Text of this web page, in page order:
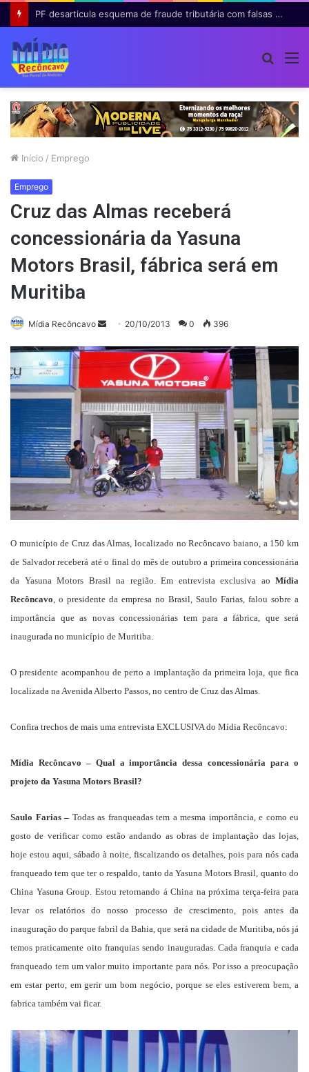
PF desarticula esquema de fraude tributária com falsas permissões de táxi na Bahia; agentes públicos são afastados
Início / Emprego
Emprego
Cruz das Almas receberá
concessionária da Yasuna
Motors Brasil, fábrica será em
Muritiba
Mídia Recôncavo
Mande
e-
20/10/2013 0 396
O município de Cruz das Almas, localizado no Recôncavo baiano, a 150 km
de Salvador receberá até o final do mês de outubro a primeira concessionária
da Yasuna Motors Brasil na região. Em entrevista exclusiva ao Mídia
Recôncavo, o presidente da empresa no Brasil, Saulo Farias, falou sobre a
importância que as novas concessionárias tem para a fábrica, que será
inaugurada no município de Muritiba.
O presidente acompanhou de perto a implantação da primeira loja, que fica
localizada na Avenida Alberto Passos, no centro de Cruz das Almas.
Confira trechos de mais uma entrevista EXCLUSIVA do Mídia Recôncavo:
Mídia Recôncavo – Qual a importância dessa concessionária para o
projeto da Yasuna Motors Brasil?
Saulo Farias – Todas as franqueadas tem a mesma importância, e como eu
gosto de verificar como estão andando as obras de implantação das lojas,
hoje estou aqui, sábado à noite, fiscalizando os detalhes, pois para nós cada
franqueado tem que ter o respaldo, tanto da Yasuna Motors Brasil, quanto do
China Yasuna Group. Estou retornando á China na próxima terça-feira para
levar os relatórios do nosso processo de crescimento, pois antes da
inauguração do parque fabril da Bahia, que será na cidade de Muritiba, nós já
temos praticamente oito franquias sendo inauguradas. Cada franquia e cada
franqueado tem um valor muito importante para nós. Por isso a preocupação
em estar perto, em gerir um bom negócio, porque se eles estiverem bem, a
fabrica também vai ficar.